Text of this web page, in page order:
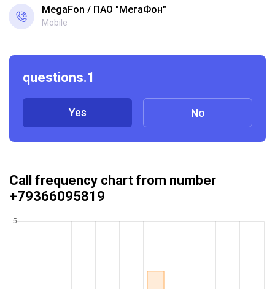
MegaFon ПАО "МегаФон"
Mobile
questions.1
Yes No
Call frequency chart from number
+79366095819